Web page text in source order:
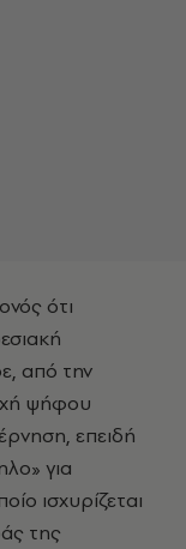
ότι
από την
ψήφου
επειδή
για
ισχυρίζεται
της